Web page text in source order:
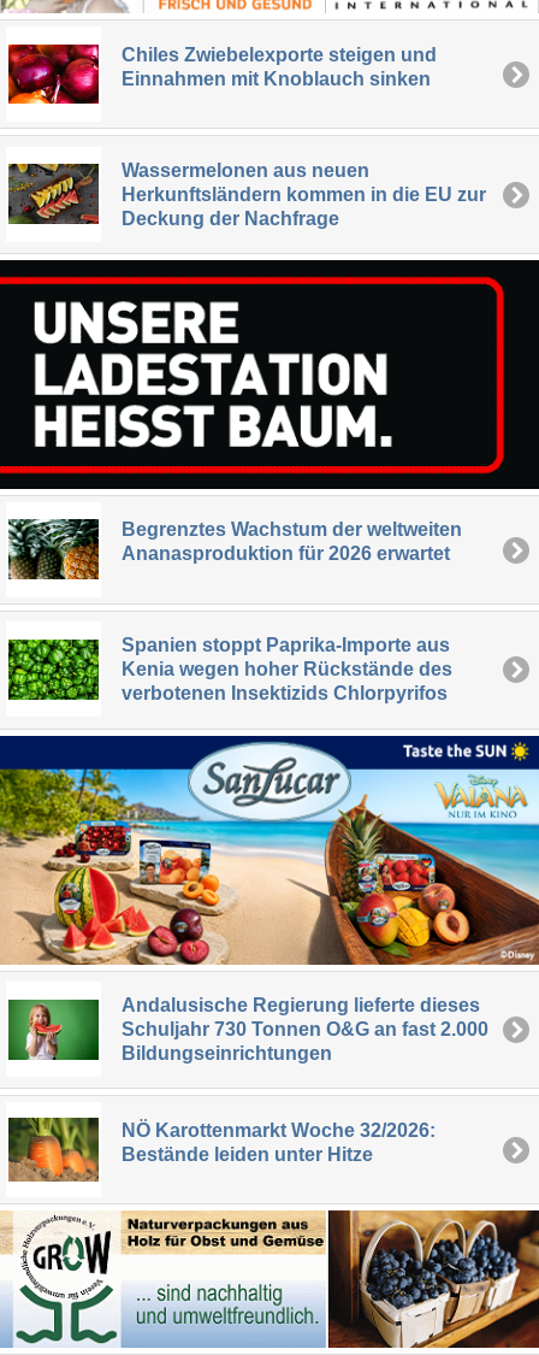
Chiles Zwiebelexporte steigen und
Einnahmen mit Knoblauch sinken
Wassermelonen aus neuen
Herkunftsländern kommen in die EU zur
Deckung der Nachfrage
Begrenztes Wachstum der weltweiten
Ananasproduktion für 2026 erwartet
Spanien stoppt Paprika-Importe aus
Kenia wegen hoher Rückstände des
verbotenen Insektizids Chlorpyrifos
Andalusische Regierung lieferte dieses
Schuljahr 730 Tonnen O&G an fast 2.000
Bildungseinrichtungen
NÖ Karottenmarkt Woche 32/2026:
Bestände leiden unter Hitze